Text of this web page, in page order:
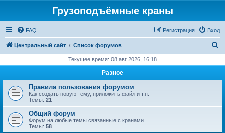
Грузоподъёмные краны
FAQ Вход
Регистрация
Центральный сайт Список форумов
с
Текущее время: 08 авг 2026, 16:18
Разное
Правила пользования форумом
Как создать новую тему, приложить файл и т.п.
Темы: 21
Общий форум
Форум на любые темы связанные с кранами.
Темы: 58